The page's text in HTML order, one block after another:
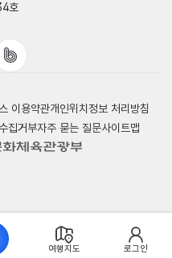
호
이용약관개인위치정보 처리방침
집거부자주 묻는 질문사이트맵
여행지도 로그인